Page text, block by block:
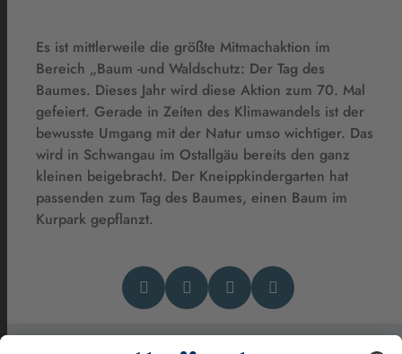
Es ist mittlerweile die größte Mitmachaktion im
Bereich „Baum -und Waldschutz: Der Tag des
Baumes. Dieses Jahr wird diese Aktion zum 70. Mal
gefeiert. Gerade in Zeiten des Klimawandels ist der
bewusste Umgang mit der Natur umso wichtiger. Das
wird in Schwangau im Ostallgäu bereits den ganz
kleinen beigebracht. Der Kneippkindergarten hat
passenden zum Tag des Baumes, einen Baum im
Kurpark gepflanzt.